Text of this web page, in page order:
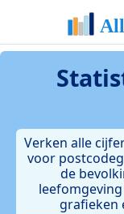
Verken alle
voor
de
grafieken